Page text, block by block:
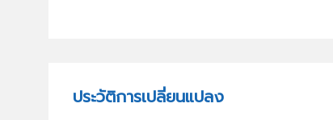
ประวัติการเปลี่ยนแปลง